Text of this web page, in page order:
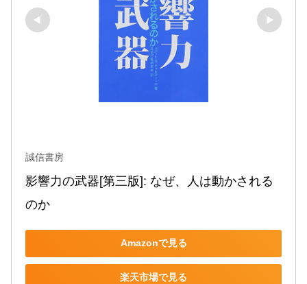
誠信書房
影響力の武器[第三版]: なぜ、人は動かされる
のか
Amazonで見る
楽天市場で見る